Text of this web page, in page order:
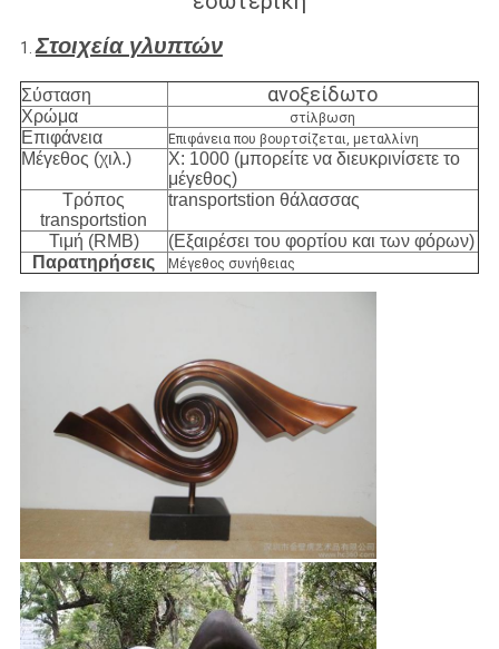
1.Στοιχεία γλυπτών
Σύσταση ανοξείδωτο
Χρώμα στίλβωση
Επιφάνεια Επιφάνεια που βουρτσίζεται, μεταλλίνη
Μέγεθος (χιλ.)
Χ: 1000 (μπορείτε να διευκρινίσετε το
μέγεθος)
Τρόπος
transportstion
transportstion θάλασσας
Τιμή (RMB)
(Εξαιρέσει του φορτίου και των φόρων)
Παρατηρήσεις
Μέγεθος συνήθειας